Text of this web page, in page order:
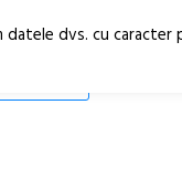
dvs. cu caracter